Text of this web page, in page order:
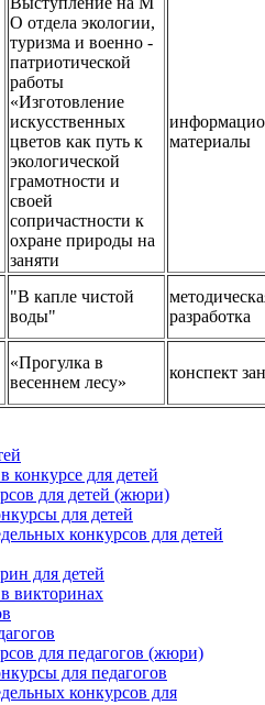
Выступление на М
О отдела экологии,
туризма и военно -
патриотической
работы
«Изготовление
искусственных
цветов как путь к
экологической
грамотности и
своей
сопричастности к
охране природы на
заняти
материалы
"В капле чистой
воды"
разработка
«Прогулка в
весеннем лесу»
конспект
конкурсе для детей
для детей (жюри)
для детей
конкурсов для детей
для детей
викторинах
для педагогов (жюри)
для педагогов
конкурсов для